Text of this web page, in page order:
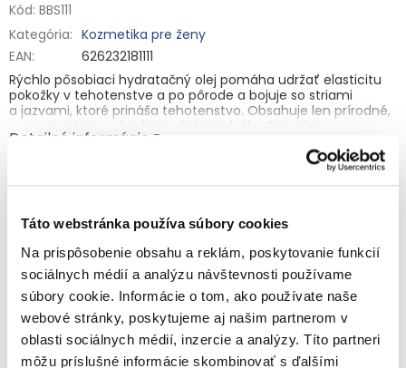
Táto webstránka používa súbory cookies
Na prispôsobenie obsahu a reklám, poskytovanie funkcií
sociálnych médií a analýzu návštevnosti používame
súbory cookie. Informácie o tom, ako používate naše
webové stránky, poskytujeme aj našim partnerom v
oblasti sociálnych médií, inzercie a analýzy. Títo partneri
môžu príslušné informácie skombinovať s ďalšími
Kód: BBS111
Kategória: Kozmetika pre ženy
EAN:
626232181111
Rýchlo pôsobiaci hydratačný olej pomáha udržať elasticitu
pokožky v tehotenstve a po pôrode a bojuje so striami
a jazvami, ktoré prináša tehotenstvo. Obsahuje len prírodné,
hypoalergénne a k zdraviu šetrné zložky. Bez vône.
Sladký mandľový olej, olej zo semien viniča
(hroznový), kokosový olej, hydrogenované sójové
polyglycerydy, arganový olej, C15-23 alkán (rastlinný), extrakt
Skladovanie:Skladujte pri teplote 0–25 °C.
Výrobca: ATTITUDE, 5605 de Gaspé, #900, Montreal, H2T 2A4,
QC, Canada, 514-509-7225.
Importér: ATTITUDE, 231 rue Saint-Honoré, 75001 Paris
France/p>
Detailné informácie
OPÝTAŤ SA STRÁŽIŤ
Súvisiaci tovar